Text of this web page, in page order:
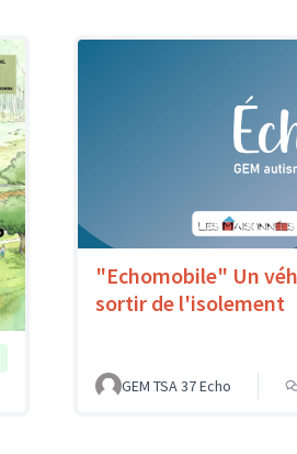
"Echomobile" Un
sortir de l'isolement
GEM TSA 37 Echo